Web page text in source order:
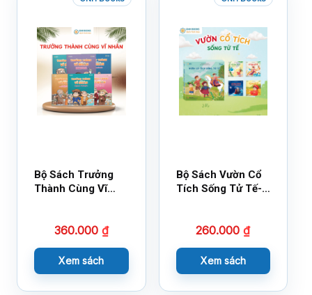
Bộ Sách Trưởng
Thành Cùng Vĩ
360.000 ₫
Xem sách
Bộ Sách Vườn Cổ
Tích Sống Tử Tế-
260.000₫
Xem sách